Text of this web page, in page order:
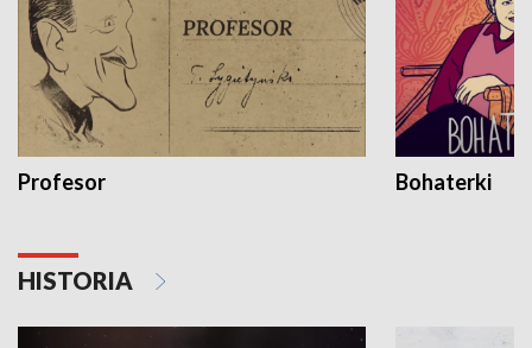
Profesor Bohaterki
HISTORIA